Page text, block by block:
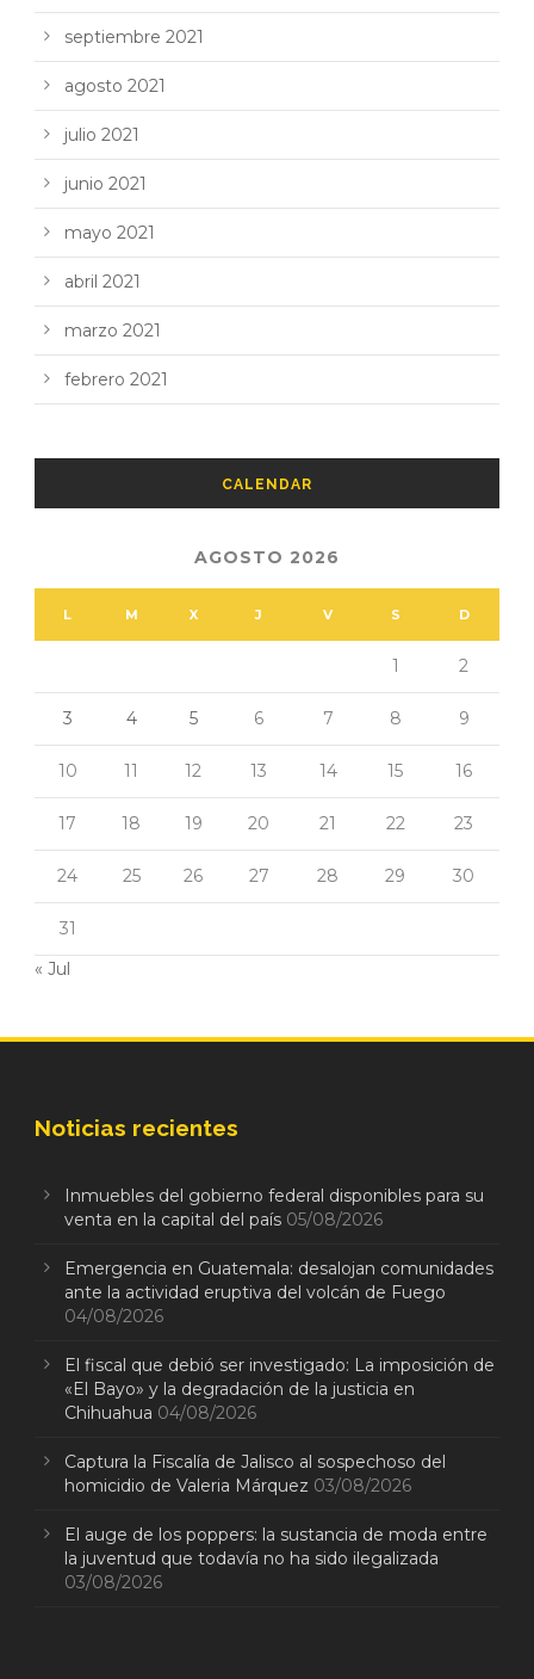
septiembre 2021
agosto 2021
julio 2021
junio 2021
mayo 2021
abril 2021
marzo 2021
febrero 2021
CALENDAR
AGOSTO 2026
L M X J V S D
1 2
3 4 5 6 7 8 9
10 11 12 13 14 15 16
17 18 19 20 21 22 23
24 25 26 27 28 29 30
31
« Jul
Noticias recientes
Inmuebles del gobierno federal disponibles para su
venta en la capital del país 05/08/2026
Emergencia en Guatemala: desalojan comunidades
ante la actividad eruptiva del volcán de Fuego
04/08/2026
El fiscal que debió ser investigado: La imposición de
«El Bayo» y la degradación de la justicia en
Chihuahua 04/08/2026
Captura la Fiscalía de Jalisco al sospechoso del
homicidio de Valeria Márquez 03/08/2026
El auge de los poppers: la sustancia de moda entre
la juventud que todavía no ha sido ilegalizada
03/08/2026